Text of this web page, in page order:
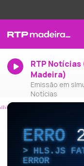
RTP Notícias
Madeira)
Emissão em
Notícias
ERRO
HLS.JS
ERROR